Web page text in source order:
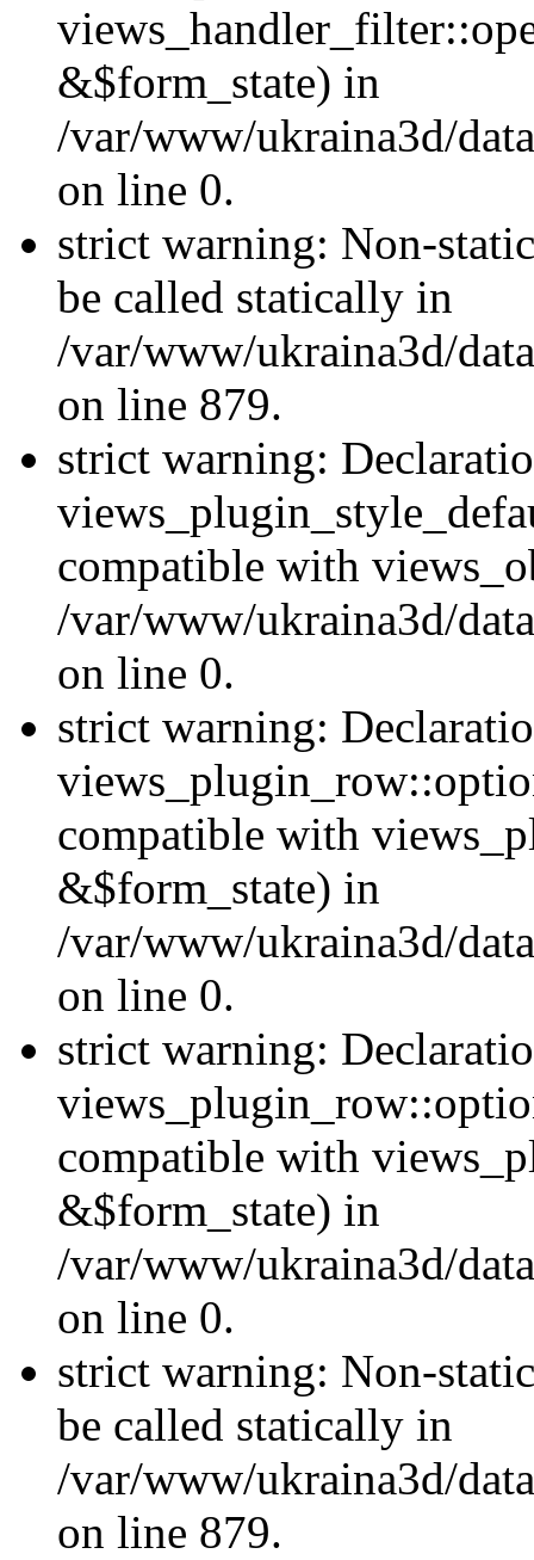
&$form_state) in
/var/www/ukraina3d/
on line 0.
strict warning: Non-
be called statically in
/var/www/ukraina3d/
on line 879.
strict warning:
compatible with
/var/www/ukraina3d/
on line 0.
strict warning:
compatible with
&$form_state) in
/var/www/ukraina3d/
on line 0.
strict warning:
compatible with
&$form_state) in
/var/www/ukraina3d/
on line 0.
strict warning: Non-
be called statically in
/var/www/ukraina3d/
on line 879.